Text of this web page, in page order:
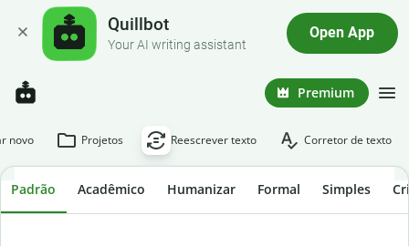
Quillbot
Your AI writing assistant
Open App
Premium
novo Projetos Reescrever texto Corretor de texto
Padrão Acadêmico Humanizar Formal Simples